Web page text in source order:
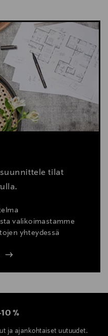
tilat
valikoimastamme
yhteydessä
10 %
ja ajankohtaiset uutuudet.